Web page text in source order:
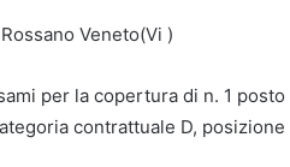
Veneto(Vi )
per la copertura di n. 1
contrattuale D,